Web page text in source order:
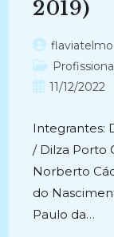
2019)
Autor
do
post:
flaviatelmo
Categoria
do
Post11/12/2022
Integrantes:
/ Dilza Porto
Norberto
do
Paulo da…